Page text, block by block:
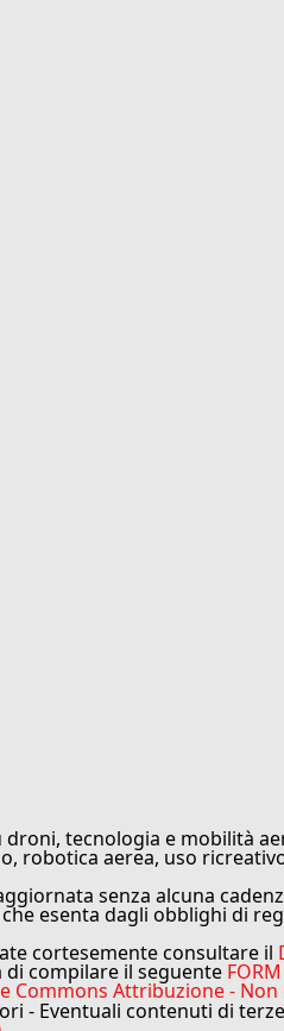
tecnologia e mobilità
aerea, uso
senza alcuna
esenta dagli obblighi di
cortesemente consultare il
compilare il seguente FORM
Commons Attribuzione -
- Eventuali contenuti di